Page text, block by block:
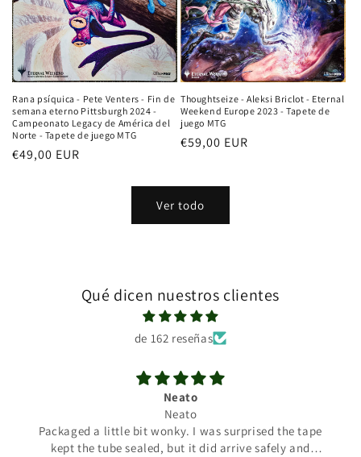
Rana psíquica - Pete Venters - Fin de
semana eterno Pittsburgh 2024 -
Campeonato Legacy de América del
Norte - Tapete de juego MTG
Precio
€49,00 EUR
Thoughtseize - Aleksi Briclot - Eternal
Weekend Europe 2023 - Tapete de
juego MTG
Precio
€59,00 EUR
Ver todo
Qué dicen nuestros clientes
de 162 reseñas
Neato
Neato
Packaged a little bit wonky. I was surprised the tape
kept the tube sealed, but it did arrive safely and